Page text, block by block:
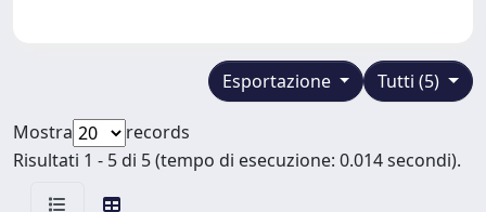
Tutti (5)
Esportazione
Mostra
records
Risultati 1 - 5 di 5 (tempo di esecuzione: 0.014 secondi).